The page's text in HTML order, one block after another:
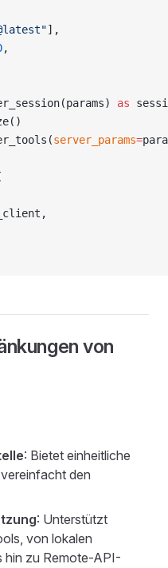
],
,
as
server_params=
von
: Bietet einheitliche
den
: Unterstützt
von lokalen
hin zu Remote-API-